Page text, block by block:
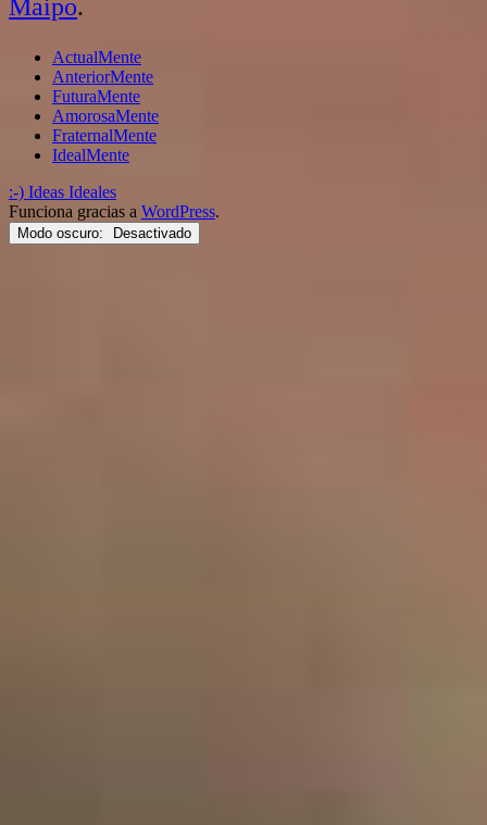
Maipo.
ActualMente
AnteriorMente
FuturaMente
AmorosaMente
FraternalMente
IdealMente
:-) Ideas Ideales
Funciona gracias a WordPress.
Modo oscuro: